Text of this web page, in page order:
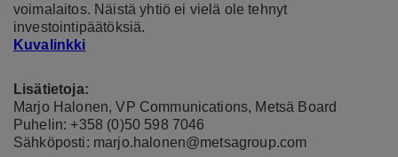
voimalaitos. Näistä yhtiö ei vielä ole tehnyt
investointipäätöksiä.
Kuvalinkki
Lisätietoja:
Marjo Halonen, VP Communications, Metsä Board
Puhelin: +358 (0)50 598 7046
Sähköposti: marjo.halonen@metsagroup.com